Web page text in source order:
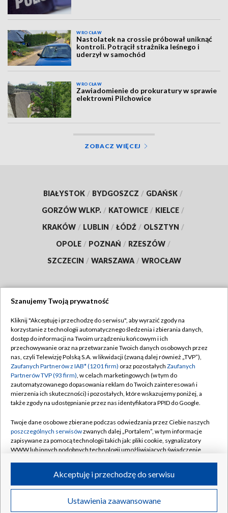
WROCŁAW
Nastolatek na crossie próbował uniknąć
kontroli. Potrącił strażnika leśnego i
uderzył w samochód
WROCŁAW
Zawiadomienie do prokuratury w sprawie
elektrowni Pilchowice
ZOBACZ WIĘCEJ
BIAŁYSTOK / BYDGOSZCZ / GDAŃSK /
GORZÓW WLKP. / KATOWICE / KIELCE /
KRAKÓW / LUBLIN / ŁÓDŹ / OLSZTYN /
OPOLE / POZNAŃ / RZESZÓW /
SZCZECIN / WARSZAWA / WROCŁAW
TVP
Abonament TVP
Emisja w TVP
Centrum informacji TVP
Naziemna Telewizja Cyfrowa
Rada Programowa
System NOS
Informacje o nadawcy
Program dla prasy
Regulamin TVP
Polityka prywatności
Moje zgody
Pomoc
Kontakt
Kanały
©2026 Telewizja Polska S.A. w likwidacji
Szanujemy Twoją prywatność
Kliknij "Akceptuję i przechodzę do serwisu", aby wyrazić zgody na
korzystanie z technologii automatycznego śledzenia i zbierania danych,
dostęp do informacji na Twoim urządzeniu końcowym i ich
przechowywanie oraz na przetwarzanie Twoich danych osobowych przez
nas, czyli Telewizję Polską S.A. w likwidacji (zwaną dalej również „TVP”),
Zaufanych Partnerów z IAB* (1201 firm) oraz pozostałych Zaufanych
Partnerów TVP (93 firm), w celach marketingowych (w tym do
zautomatyzowanego dopasowania reklam do Twoich zainteresowań i
mierzenia ich skuteczności) i pozostałych, które wskazujemy poniżej, a
także zgody na udostępnianie przez nas identyfikatora PPID do Google.
Twoje dane osobowe zbierane podczas odwiedzania przez Ciebie naszych
poszczególnych serwisówzwanych dalej „Portalem”, w tym informacje
zapisywane za pomocą technologii takich jak: pliki cookie, sygnalizatory
WWW lub innych podobnych technologii umożliwiających świadczenie
ruchu w Internecie.
Twoje dane osobowe zbierane podczas odwiedzania przez Ciebie
poszczególnych serwisówna Portalu, takie jak adresy IP, identyfikatory
Ustawienia zaawansowane
Akceptuję i przechodzę do serwisu